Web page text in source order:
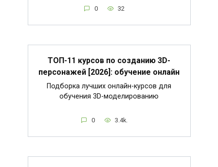
0 32
ТОП-11 курсов по созданию 3D-
персонажей [2026]: обучение онлайн
Подборка лучших онлайн-курсов для
обучения 3D-моделированию
0 3.4k.